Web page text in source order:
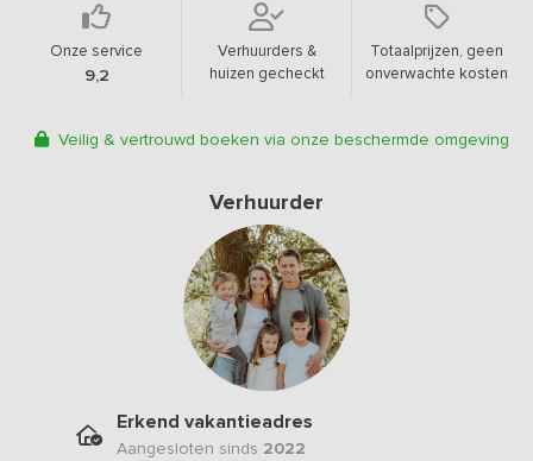
Onze service
9,2
Verhuurders &
huizen gecheckt
Totaalprijzen, geen
onverwachte kosten
Veilig & vertrouwd boeken via onze beschermde omgeving
Verhuurder
Erkend vakantieadres
Aangesloten sinds 2022